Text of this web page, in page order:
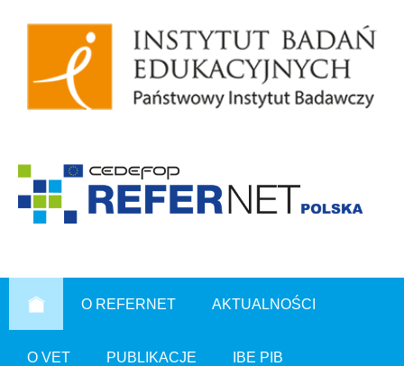
O REFERNET AKTUALNOŚCI
O VET PUBLIKACJE IBE PIB